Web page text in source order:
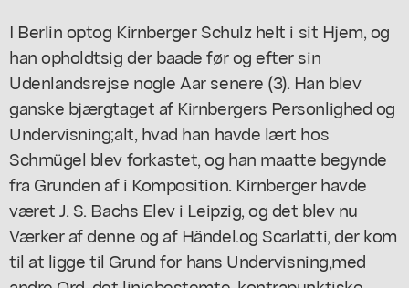
I Berlin optog Kirnberger Schulz helt i sit Hjem, og
han opholdtsig der baade før og efter sin
Udenlandsrejse nogle Aar senere (3). Han blev
ganske bjærgtaget af Kirnbergers Personlighed og
Undervisning;alt, hvad han havde lært hos
Schmügel blev forkastet, og han maatte begynde
fra Grunden af i Komposition. Kirnberger havde
været J. S. Bachs Elev i Leipzig, og det blev nu
Værker af denne og af Händel.og Scarlatti, der kom
til at ligge til Grund for hans Undervisning,med